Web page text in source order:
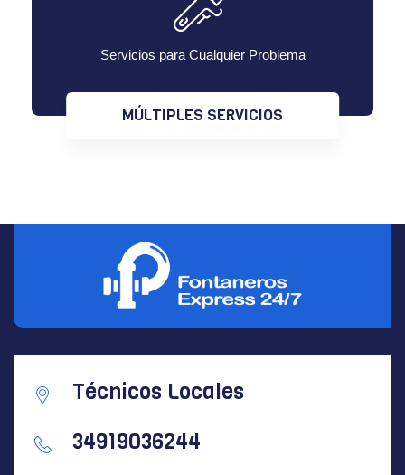
Servicios para Cualquier Problema
MÚLTIPLES SERVICIOS
Técnicos Locales
34919036244